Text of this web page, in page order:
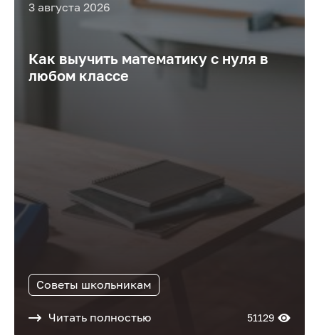
3 августа 2026
Как выучить математику с нуля в
любом классе
Советы школьникам
Читать полностью 51129